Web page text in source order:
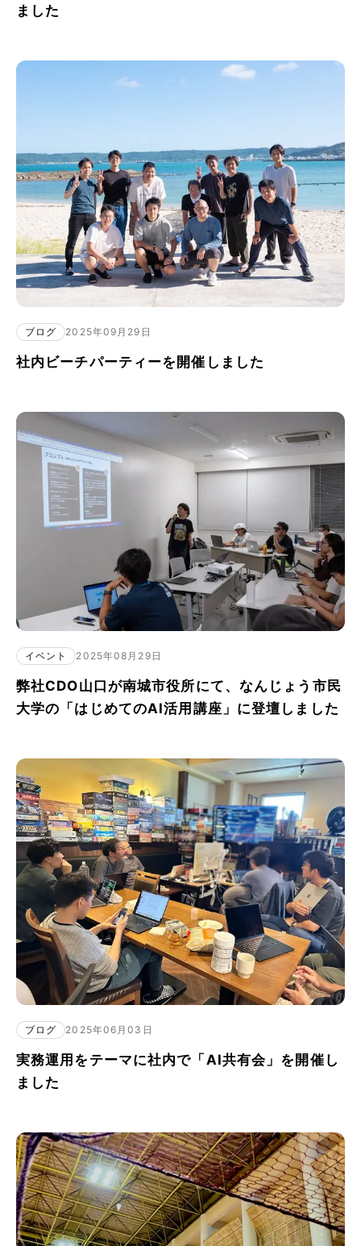
ました
ブログ 2025年09月29日
社内ビーチパーティーを開催しました
イベント 2025年08月29日
弊社CDO山口が南城市役所にて、なんじょう市民
大学の「はじめてのAI活用講座」に登壇しました
ブログ 2025年06月03日
実務運用をテーマに社内で「AI共有会」を開催し
ました